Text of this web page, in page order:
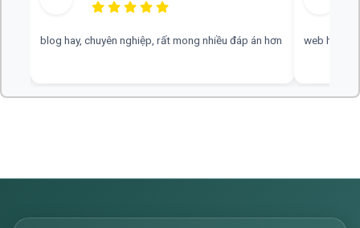
đáp án hơn web hay, cần thêm nhiều tài liệu văn 9 ạ ạ